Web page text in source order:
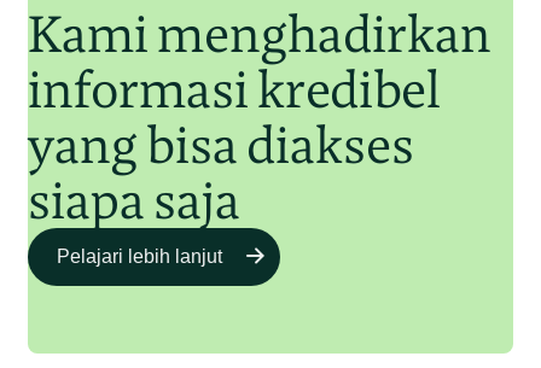
Kami menghadirkan
informasi kredibel
yang bisa diakses
siapa saja
Pelajari lebih lanjut